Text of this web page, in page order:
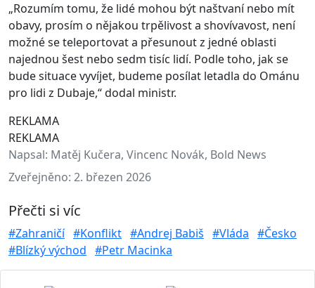
„Rozumím tomu, že lidé mohou být naštvaní nebo mít
obavy, prosím o nějakou trpělivost a shovívavost, není
možné se teleportovat a přesunout z jedné oblasti
najednou šest nebo sedm tisíc lidí. Podle toho, jak se
bude situace vyvíjet, budeme posílat letadla do Ománu
pro lidi z Dubaje,“ dodal ministr.
REKLAMA
REKLAMA
Napsal: Matěj Kučera, Vincenc Novák, Bold News
Zveřejněno: 2. březen 2026
Přečti si víc
#Zahraničí #Konflikt #Andrej Babiš #Vláda #Česko
#Blízký východ #Petr Macinka